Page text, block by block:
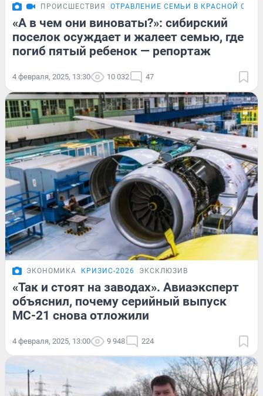
ПРОИСШЕСТВИЯ ОТРАВЛЕНИЕ СЕМЬИ В КРАСНОЙ
«А в чем они виноваты?»: сибирский
поселок осуждает и жалеет семью, где
погиб пятый ребенок — репортаж
4 февраля, 2025, 13:30 10 032 47
ЭКОНОМИКА КРИЗИС-2026 ЭКСКЛЮЗИВ
«Так и стоят на заводах». Авиаэксперт
объяснил, почему серийный выпуск
МС-21 снова отложили
4 февраля, 2025, 13:00 9 948 224